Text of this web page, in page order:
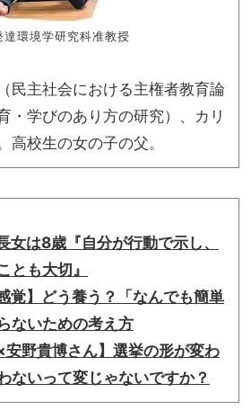
環境学研究科准教授
民主社会における主権者教育論
・学びのあり方の研究）、カリ
高校生の女の子の父。
女は8歳『自分が行動で示し、
とも大切』
覚】どう養う？「なんでも簡単
ないための考え方
安野貴博さん】選挙の形が変わ
ないって変じゃないですか？